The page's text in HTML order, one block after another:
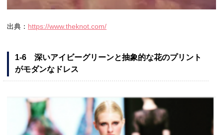
出典： https://www.theknot.com/
1-6 深いアイビーグリーンと抽象的な花のプリント
がモダンなドレス